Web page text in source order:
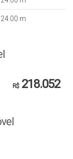
24.00 m
R$218.052